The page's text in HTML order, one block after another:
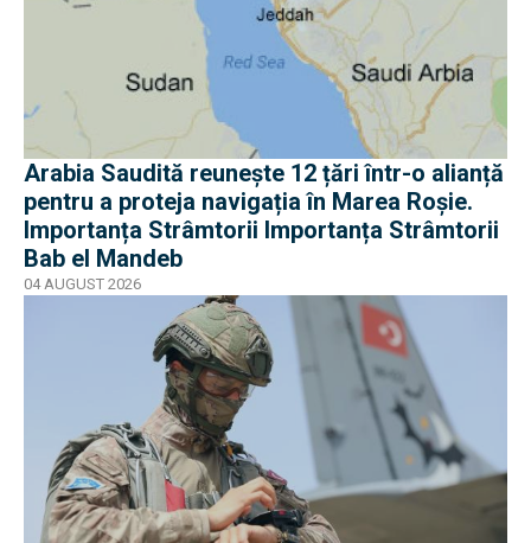
Arabia Saudită reunește 12 țări într-o alianță
pentru a proteja navigația în Marea Roșie.
Importanța Strâmtorii Importanța Strâmtorii
Bab el Mandeb
04 AUGUST 2026